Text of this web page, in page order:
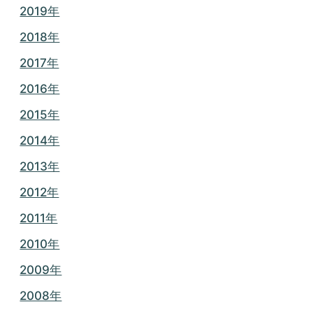
2019年
2018年
2017年
2016年
2015年
2014年
2013年
2012年
2011年
2010年
2009年
2008年